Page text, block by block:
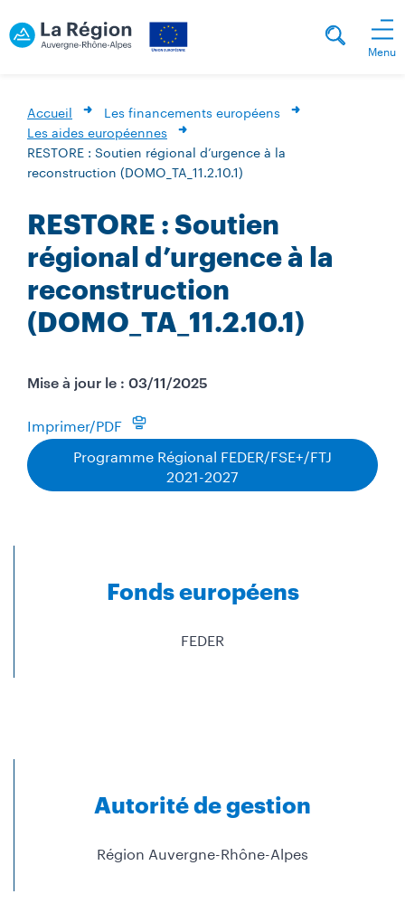
Menu
Accueil
Les financements européens
Les aides européennes
RESTORE : Soutien régional d’urgence à la
reconstruction (DOMO_TA_11.2.10.1)
RESTORE : Soutien
régional d’urgence à la
reconstruction
(DOMO_TA_11.2.10.1)
Mise à jour le : 03/11/2025
Imprimer/PDF
Programme Régional FEDER/FSE+/FTJ
2021-2027
Fonds européens
FEDER
Autorité de gestion
Région Auvergne-Rhône-Alpes